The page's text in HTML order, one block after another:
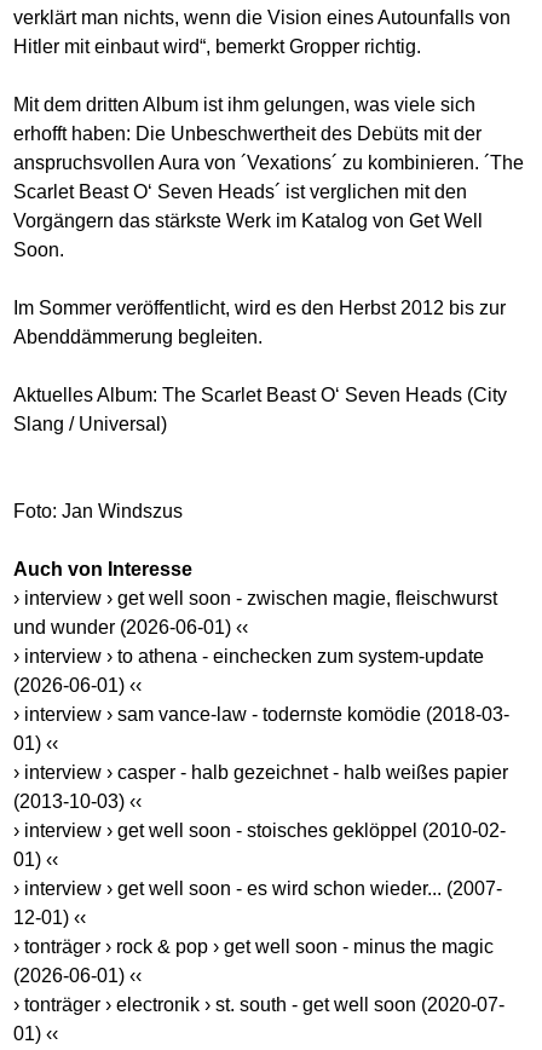
verklärt man nichts, wenn die Vision eines Autounfalls von
Hitler mit einbaut wird“, bemerkt Gropper richtig.
Mit dem dritten Album ist ihm gelungen, was viele sich
erhofft haben: Die Unbeschwertheit des Debüts mit der
anspruchsvollen Aura von ´Vexations´ zu kombinieren. ´The
Scarlet Beast O‘ Seven Heads´ ist verglichen mit den
Vorgängern das stärkste Werk im Katalog von Get Well
Soon.
Im Sommer veröffentlicht, wird es den Herbst 2012 bis zur
Abenddämmerung begleiten.
Aktuelles Album: The Scarlet Beast O‘ Seven Heads (City
Slang / Universal)
Foto: Jan Windszus
Auch von Interesse
› interview › get well soon - zwischen magie, fleischwurst
und wunder (2026-06-01) ‹‹
› interview › to athena - einchecken zum system-update
(2026-06-01) ‹‹
› interview › sam vance-law - todernste komödie (2018-03-
01) ‹‹
› interview › casper - halb gezeichnet - halb weißes papier
(2013-10-03) ‹‹
› interview › get well soon - stoisches geklöppel (2010-02-
01) ‹‹
› interview › get well soon - es wird schon wieder... (2007-
12-01) ‹‹
› tonträger › rock & pop › get well soon - minus the magic
(2026-06-01) ‹‹
› tonträger › electronik › st. south - get well soon (2020-07-
01) ‹‹